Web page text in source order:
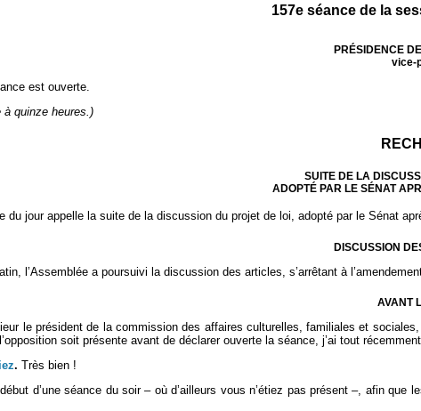
157e séance de la
PRÉSIDENCE
vice-
est ouverte.
quinze heures.)
SUITE DE LA
ADOPTÉ PAR LE SÉNAT
du jour appelle la suite de la discussion du projet de loi, adopté par le Sénat
DISCUSSION
l’Assemblée a poursuivi la discussion des articles, s’arrêtant à
AVANT
le président de la commission des affaires culturelles, familiales et
soit présente avant de déclarer ouverte la séance, j’ai tout
. Très bien !
d’une séance du soir – où d’ailleurs vous n’étiez pas présent –, afin